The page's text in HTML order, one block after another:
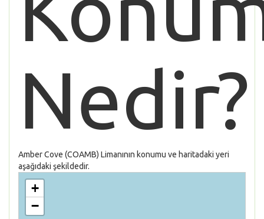
Nedir?
Amber Cove (COAMB) Limanının konumu ve haritadaki yeri
aşağıdaki şekildedir.
+
−